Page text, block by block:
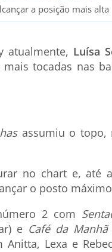
a posição mais alta
atualmente, Luísa
tocadas nas
assumiu o topo,
no chart e, até
o posto
2 com
e Café da Manhã
Lexa e